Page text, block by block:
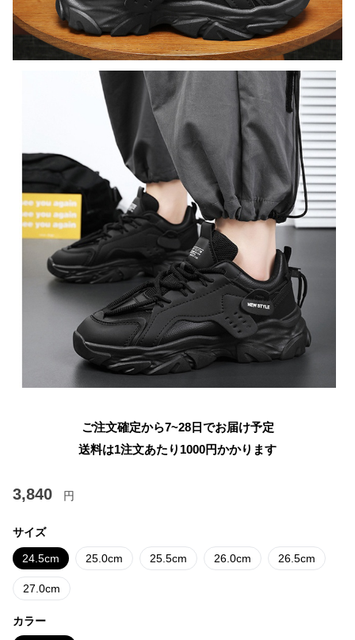
ご注文確定から7~28日でお届け予定
送料は1注文あたり 1000円かかります
3,840 円
サイズ
24.5cm 25.0cm 25.5cm 26.0cm 26.5cm
27.0cm
カラー